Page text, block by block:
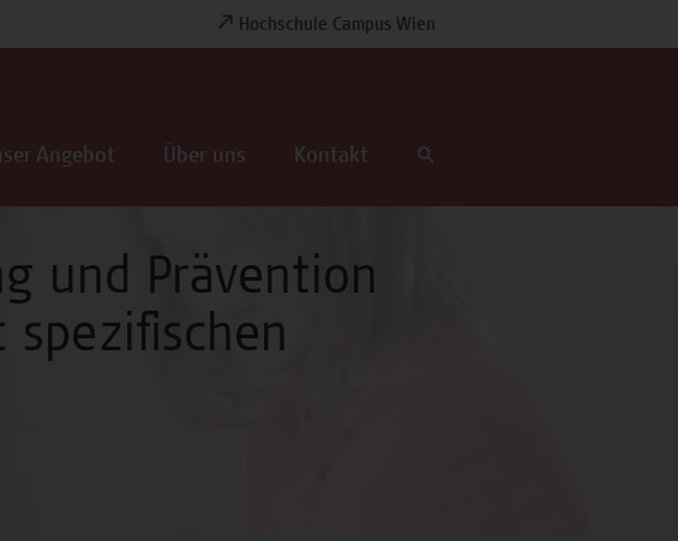
Hochschule Campus Wien
Angebot Über uns Kontakt
und Prävention